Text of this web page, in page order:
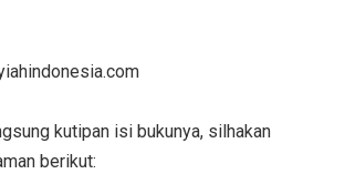
kutipan isi bukunya, silhakan
berikut: